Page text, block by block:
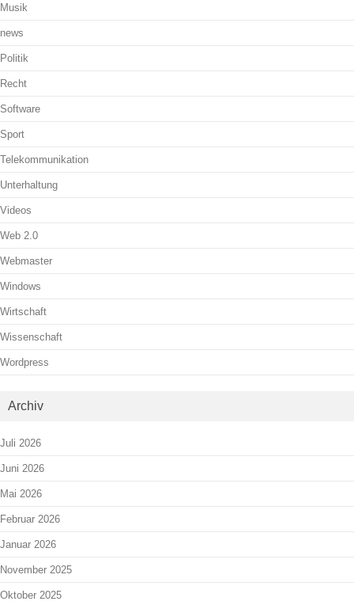
Musik
news
Politik
Recht
Software
Sport
Telekommunikation
Unterhaltung
Videos
Web 2.0
Webmaster
Windows
Wirtschaft
Wissenschaft
Wordpress
Archiv
Juli 2026
Juni 2026
Mai 2026
Februar 2026
Januar 2026
November 2025
Oktober 2025